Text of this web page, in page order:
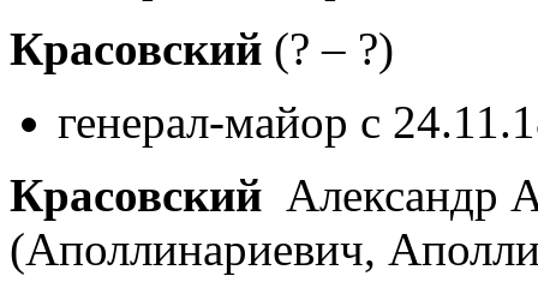
Красовский (? – ?)
генерал-майор с
Красовский Александр
(Аполлинариевич,